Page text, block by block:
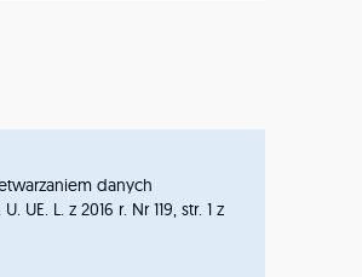
danych
L. z 2016 r. Nr 119, str. 1 z